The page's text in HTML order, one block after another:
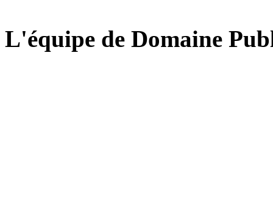
L'équipe de Domaine